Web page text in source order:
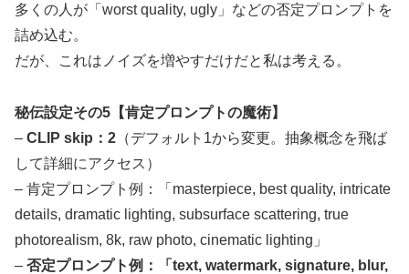
多くの人が「worst quality, ugly」などの否定プロンプトを
詰め込む。
だが、これはノイズを増やすだけだと私は考える。
秘伝設定その5【肯定プロンプトの魔術】
– CLIP skip：2 （デフォルト1から変更。抽象概念を飛ば
して詳細にアクセス）
– 肯定プロンプト例：「masterpiece, best quality, intricate
details, dramatic lighting, subsurface scattering, true
photorealism, 8k, raw photo, cinematic lighting」
– 否定プロンプト例：「text, watermark, signature, blur,